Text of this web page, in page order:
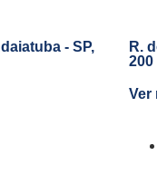
- SP,
R.
200
Ver